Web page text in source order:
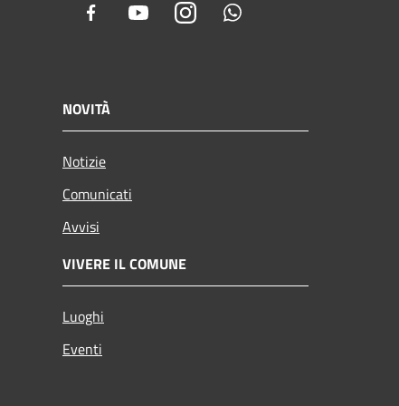
Facebook YoutubeInstagram
NOVITÀ
Notizie
Comunicati
Avvisi
VIVERE IL COMUNE
Luoghi
Eventi